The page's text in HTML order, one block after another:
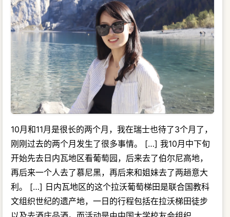
10月和11月是很长的两个月，我在瑞士也待了3个月了，
刚刚过去的两个月发生了很多事情。 […] 我10月中下旬
开始先去日内瓦地区看葡萄园，后来去了伯尔尼高地，
再后来一个人去了慕尼黑，再后来和姐妹去了两趟意大
利。 […] 日内瓦地区的这个拉沃葡萄梯田是联合国教科
文组织世纪的遗产地，一日的行程包括在拉沃梯田徒步